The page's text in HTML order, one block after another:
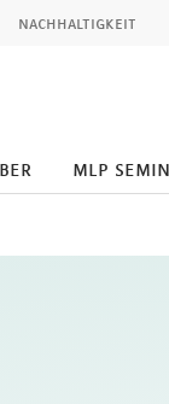
nachhaltigkeit
mlp